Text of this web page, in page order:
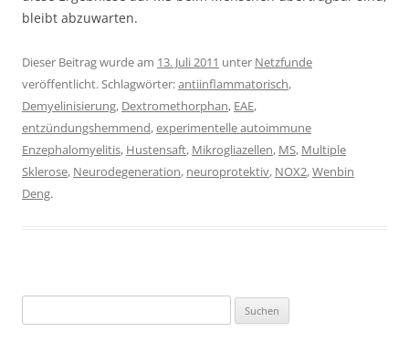
bleibt abzuwarten.
Dieser Beitrag wurde am 13. Juli 2011 unter Netzfunde
veröffentlicht. Schlagwörter:antiinflammatorisch,
Demyelinisierung, Dextromethorphan, EAE,
entzündungshemmend,experimentelle autoimmune
Enzephalomyelitis, Hustensaft, Mikrogliazellen, MS, Multiple
Sklerose, Neurodegeneration, neuroprotektiv, NOX2,Wenbin
Deng.
nach: